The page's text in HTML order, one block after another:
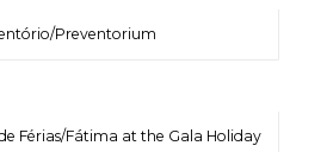
Preventorium
Férias/Fátima at the Gala Holiday